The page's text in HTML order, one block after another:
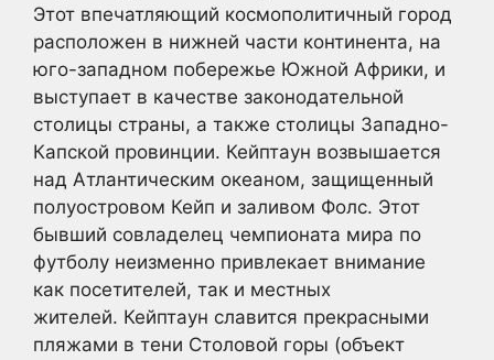
Этот впечатляющий космополитичный город
расположен в нижней части континента, на
юго-западном побережье Южной Африки, и
выступает в качестве законодательной
столицы страны, а также столицы Западно-
Капской провинции. Кейптаун возвышается
над Атлантическим океаном, защищенный
полуостровом Кейп и заливом Фолс. Этот
бывший совладелец чемпионата мира по
футболу неизменно привлекает внимание
как посетителей, так и местных
жителей. Кейптаун славится прекрасными
пляжами в тени Столовой горы (объект